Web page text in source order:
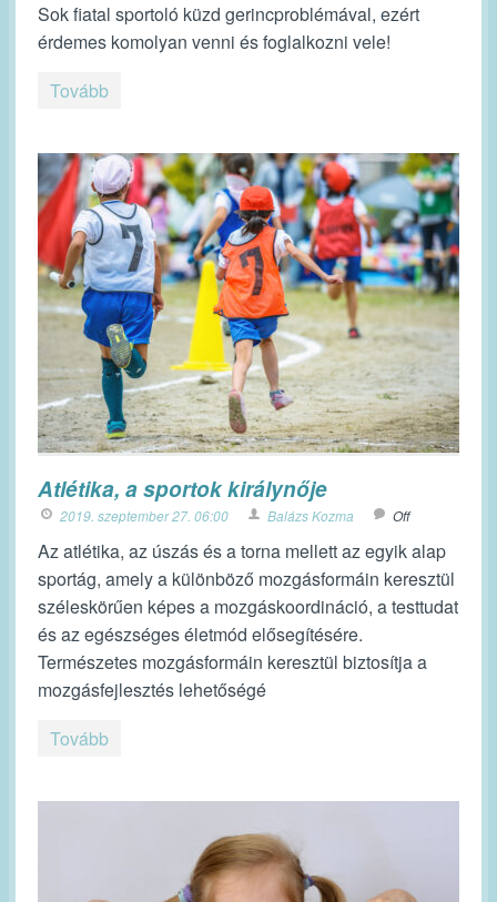
Sok fiatal sportoló küzd gerincproblémával, ezért
érdemes komolyan venni és foglalkozni vele!
Tovább
Atlétika, a sportok királynője
2019. szeptember 27. 06:00 Balázs Kozma Off
Az atlétika, az úszás és a torna mellett az egyik alap
sportág, amely a különböző mozgásformáin keresztül
széleskörűen képes a mozgáskoordináció, a testtudat
és az egészséges életmód elősegítésére.
Természetes mozgásformáin keresztül biztosítja a
mozgásfejlesztés lehetőségé
Tovább